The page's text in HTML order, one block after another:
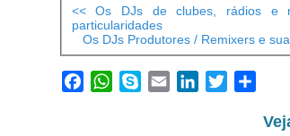
<< Os DJs de clubes, rádios e
particularidades
Os DJs Produtores / Remixers e
FacebookWhatsApp
Skype Email LinkedInTwitter